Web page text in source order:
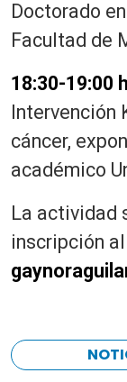
Doctorado
Facultad de
18:30-19:00
Intervención
cáncer,
académico
La actividad
inscripción